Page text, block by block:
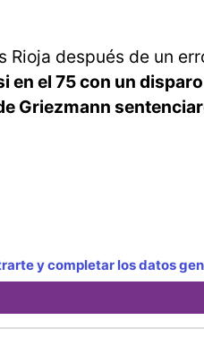
después de un
en el 75 con un
Griezmann
y completar los datos